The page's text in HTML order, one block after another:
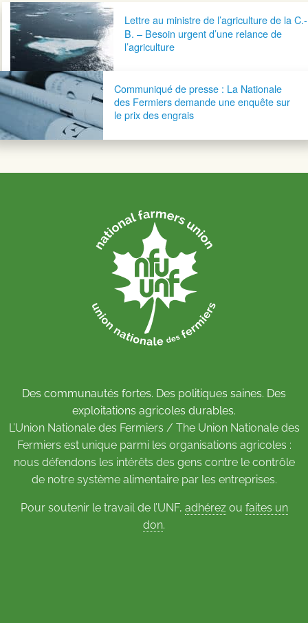
Navigation postaleLettre au ministre de l’agriculture de la C.-
B. – Besoin urgent d’une relance de
l’agriculture
Communiqué de presse : La Nationale
des Fermiers demande une enquête sur
le prix des engrais
Des communautés fortes. Des politiques saines. Des
exploitations agricoles durables.
L’Union Nationale des Fermiers / The Union Nationale des
Fermiers est unique parmi les organisations agricoles :
nous défendons les intérêts des gens contre le contrôle
de notre système alimentaire par les entreprises.
Pour soutenir le travail de l’UNF, adhérezou faites un
don.